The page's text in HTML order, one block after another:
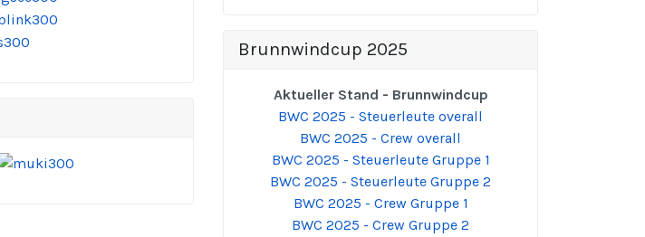
Brunnwindcup 2025
Aktueller Stand - Brunnwindcup
BWC 2025 - Steuerleute overall
BWC 2025 - Crew overall
BWC 2025 - Steuerleute Gruppe 1
BWC 2025 - Steuerleute Gruppe 2
BWC 2025 - Crew Gruppe 1
BWC 2025 - Crew Gruppe 2